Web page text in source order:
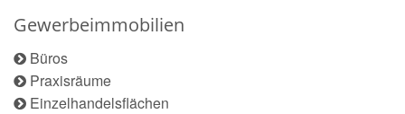
Gewerbeimmobilien
Büros
Praxisräume
Einzelhandelsflächen